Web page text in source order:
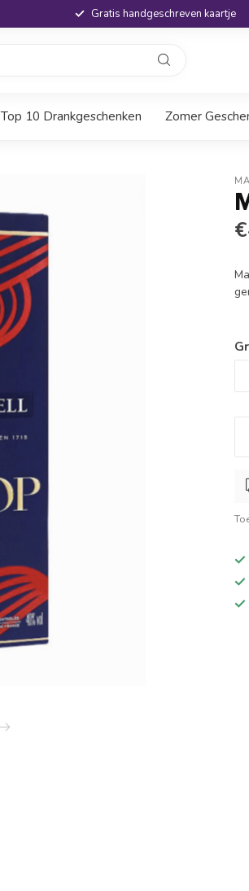
Gratis handgeschreven kaartje
Top 10 Drankgeschenken Zomer